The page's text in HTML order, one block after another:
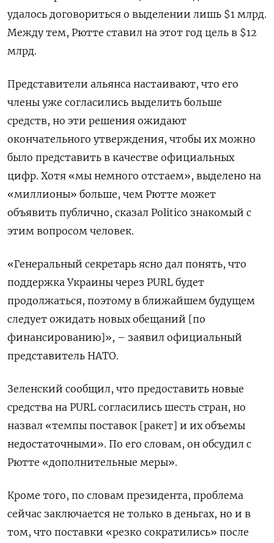
удалось договориться о выделении лишь $1 млрд.
Между тем, Рютте ставил на этот год цель в $12
млрд.
Представители альянса настаивают, что его
члены уже согласились выделить больше
средств, но эти решения ожидают
окончательного утверждения, чтобы их можно
было представить в качестве официальных
цифр. Хотя «мы немного отстаем», выделено на
«миллионы» больше, чем Рютте может
объявить публично, сказал Politico знакомый с
этим вопросом человек.
«Генеральный секретарь ясно дал понять, что
поддержка Украины через PURL будет
продолжаться, поэтому в ближайшем будущем
следует ожидать новых обещаний [по
финансированию]», – заявил официальный
представитель НАТО.
Зеленский сообщил, что предоставить новые
средства на PURL согласились шесть стран, но
назвал «темпы поставок [ракет] и их объемы
недостаточными». По его словам, он обсудил с
Рютте «дополнительные меры».
Кроме того, по словам президента, проблема
сейчас заключается не только в деньгах, но и в
том, что поставки «резко сократились» после